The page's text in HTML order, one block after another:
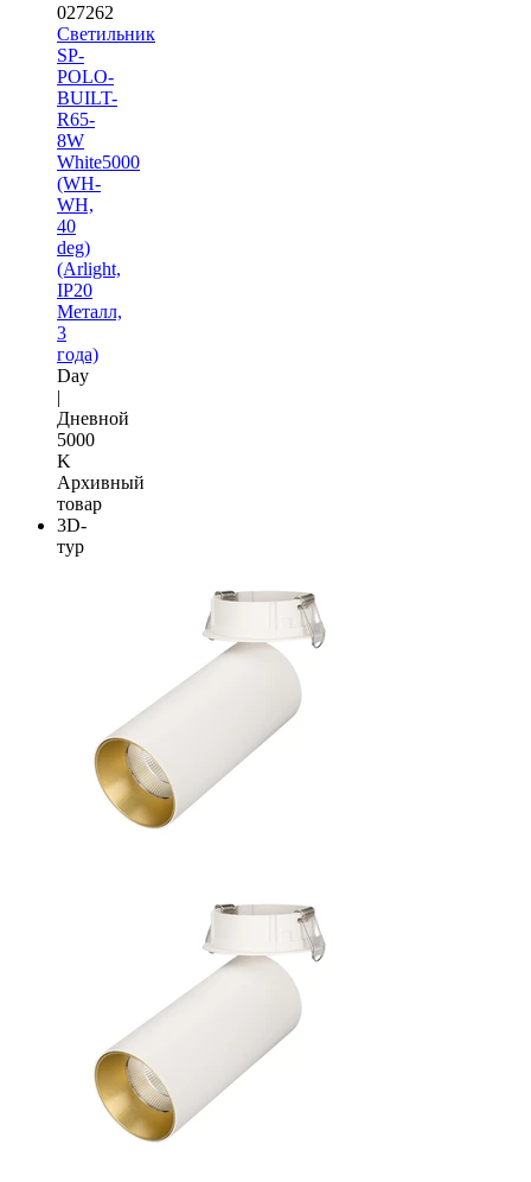
027262
Светильник
SP-
POLO-
BUILT-
R65-
8W
White5000
(WH-
WH,
40
deg)
(Arlight,
IP20
Металл,
3
года)
Day
|
Дневной
5000
K
Архивный
товар
3D-
тур